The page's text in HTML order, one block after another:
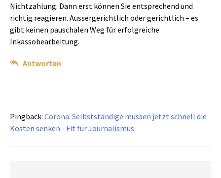
Nichtzahlung. Dann erst können Sie entsprechend und
richtig reagieren. Aussergerichtlich oder gerichtlich – es
gibt keinen pauschalen Weg für erfolgreiche
Inkassobearbeitung.
Antworten
Pingback: Corona: Selbstständige müssen jetzt schnell die
Kosten senken - Fit für Journalismus